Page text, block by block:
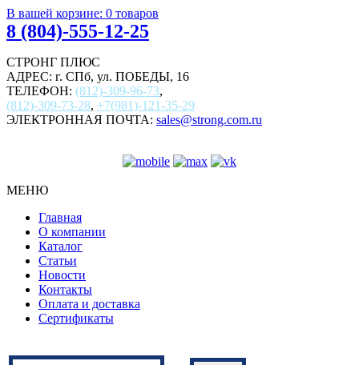
В вашей корзине: 0 товаров
8 (804)-555-12-25
СТРОНГ ПЛЮС
АДРЕС: г. СПб, ул. ПОБЕДЫ, 16
ТЕЛЕФОН: (812)-309-96-73,
(812)-309-73-28, +7(981)-121-35-29
ЭЛЕКТРОННАЯ ПОЧТА: sales@strong.com.ru
МЕНЮ
Главная
О компании
Каталог
Статьи
Новости
Контакты
Оплата и доставка
Сертификаты